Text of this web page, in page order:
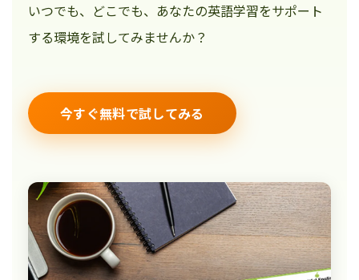
いつでも、どこでも、あなたの英語学習をサポート
する環境を試してみませんか？
今すぐ無料で試してみる